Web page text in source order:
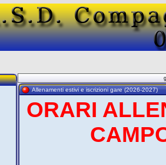
Allenamenti estivi e iscrizioni gare (2026-2027)
ORARI